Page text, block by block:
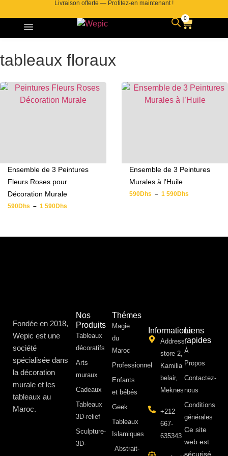
Livraison offerte — Profitez-en maintenant !
0
tableaux floraux
Ensemble de 3 Peintures
Fleurs Roses pour
Décoration Murale
590Dhs – 1 590Dhs
Ensemble de 3 Peintures
Murales à l’Huile
590Dhs – 1 590Dhs
Fondée en 2018,
Wepic est une
société
spécialisée dans
la décoration
murale et les
tableaux au
Maroc.
Nos
Produits
Tableaux
décoratifs
Arts
muraux
Cadeaux
Tableaux
3D-relief
Sculpture-
3D-
Thémes
Magie
du
Maroc
Professionnel
Enfants
et bébés
Geek
Tableaux
Islamiques
Abstrait-
Informations
Address:
store 2,
Kamilia
belair,
Meknes
+212
667-
635343
Liens
rapides
À
Propos ​
Contactez-
nous
Conditions
générales
Ce site
web est
sécurisé